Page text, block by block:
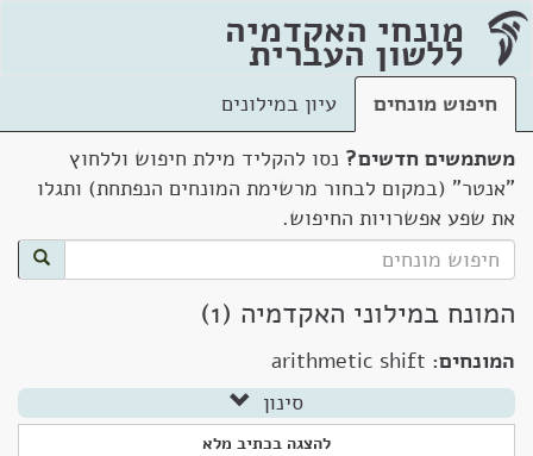
מונחי האקדמיה
ללשון העברית
חיפוש מונחים
עיון במילונים
משתמשים חדשים? נסו להקליד מילת חיפוש וללחוץ
"אנטר" (במקום לבחור מרשימת המונחים הנפתחת) ותגלו
את שפע אפשרויות החיפוש.
המונח במילוני האקדמיה (1)
המונחים: arithmetic shift
סינון
להצגה בכתיב מלא